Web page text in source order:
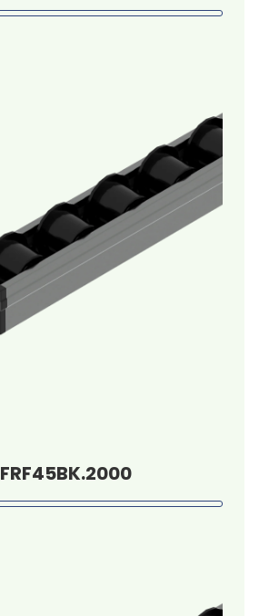
FRF45BK.2000